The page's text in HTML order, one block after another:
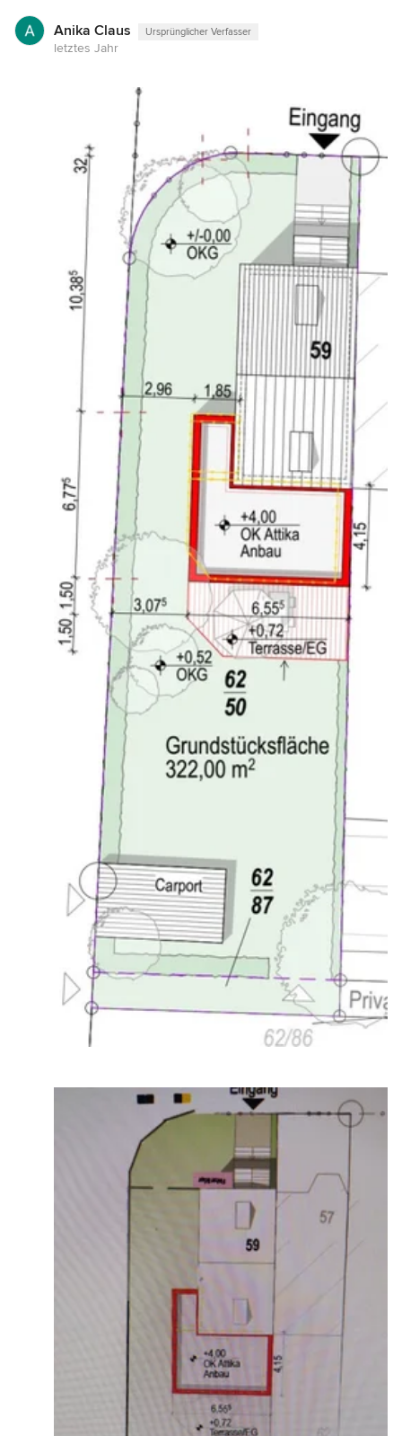
Sichtschutzelemente oder/und Pflanzen
Den Streifen neben dem Anbau kann man evtl.
auch für einen Gartenschrank nutzen.
Die Rutsche scheint kein Fundament zu benötigen
(?), meist werden diese Geräte nur wenige Jahre
genutzt, deswegen würde ich hier keinen zu
großen Aufwand betreiben. Vielleicht ist eine
Schaukel ja eine Alternative - die lassen sich meist
unauffälliger in den garten integrieren.
Unten z.B. wird das Gerüst gleichzeitig als
Rankhilfe für Rose und Clematis verwendet und
unterteilt so etwas den großen Garten.
Anika Claus Ursprünglicher Verfasser
letztes Jahr